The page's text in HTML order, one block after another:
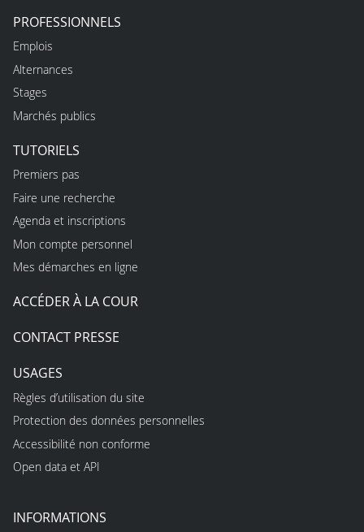
PROFESSIONNELS
Emplois
Alternances
Stages
Marchés publics
TUTORIELS
Premiers pas
Faire une recherche
Agenda et inscriptions
Mon compte personnel
Mes démarches en ligne
ACCÉDER À LA COUR
CONTACT PRESSE
USAGES
Règles d’utilisation du site
Protection des données personnelles
Accessibilité non conforme
Open data et API
INFORMATIONS